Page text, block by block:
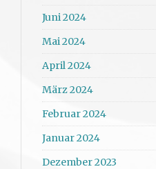
Juni 2024
Mai 2024
April 2024
März 2024
Februar 2024
Januar 2024
Dezember 2023